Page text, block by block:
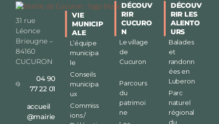
31 rue
Léonce
Brieugne –
84160
CUCURON
04 90
77 22 01
accueil
@mairie
VIE
MUNICIP
ALE
L’équipe
municipa
le
Conseils
municipa
ux
Commiss
ions /
DÉCOUV
RIR
CUCURO
N
Le village
de
Cucuron
Parcours
du
patrimoi
ne
DÉCOUV
RIR LES
ALENTO
URS
Balades
et
randonn
ées en
Luberon
Parc
naturel
régional
du